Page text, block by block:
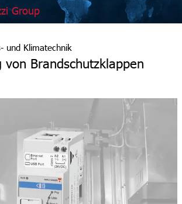
Group
und Klimatechnik
von Brandschutzklappen